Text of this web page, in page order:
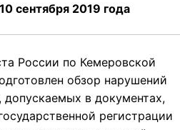
сентября 2019 года
России по Кемеровской
обзор нарушений
допускаемых в документах,
регистрации